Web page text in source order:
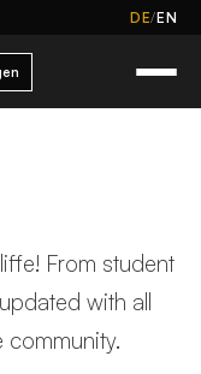
DE/EN
From student
with all
community.